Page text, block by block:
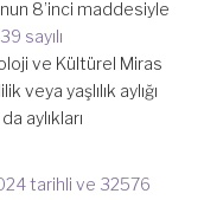
8’inci maddesiyle
sayılı
ve Kültürel Miras
veya yaşlılık aylığı
aylıkları
tarihli ve 32576